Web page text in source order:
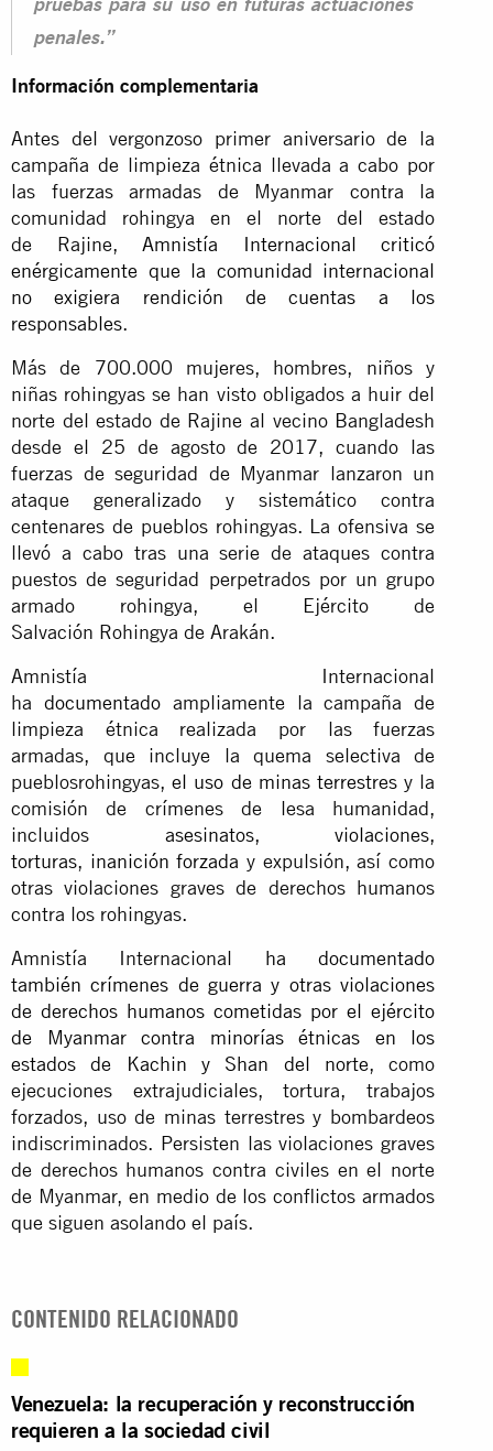
pruebas para su uso en futuras actuaciones
penales.”
Información complementaria
Antes del vergonzoso primer aniversario de la
campaña de limpieza étnica llevada a cabo por
las fuerzas armadas de Myanmar contra la
comunidad rohingya en el norte del estado
de Rajine,Amnistía Internacional criticó
enérgicamente que la comunidad internacional
no exigiera rendición de cuentas a los
responsables.
Más de 700.000 mujeres, hombres, niños y
niñas rohingyas se han visto obligados a huir del
norte del estado de Rajine al vecino Bangladesh
desde el 25 de agosto de 2017, cuando las
fuerzas de seguridad de Myanmar lanzaron un
ataque generalizado y sistemático contra
centenares de pueblos rohingyas. La ofensiva se
llevó a cabo tras una serie de ataques contra
puestos de seguridad perpetrados por un grupo
armado rohingya, el Ejército de
Salvación Rohingya de Arakán.
Amnistía Internacional
ha documentadoampliamente la campaña de
limpieza étnica realizada por las fuerzas
armadas, que incluye la quema selectiva de
pueblosrohingyas,el uso de minas terrestresy la
comisión de crímenes de lesa humanidad,
incluidos asesinatos, violaciones,
torturas, inanición forzada y expulsión, así como
otras violaciones graves de derechos humanos
contra los rohingyas.
Amnistía Internacional ha documentado
también crímenes de guerra y otras violaciones
de derechos humanos cometidas por el ejército
de Myanmar contra minorías étnicas en los
estados de Kachin y Shan del norte, como
ejecuciones extrajudiciales, tortura, trabajos
forzados, uso de minas terrestres y bombardeos
indiscriminados. Persisten las violaciones graves
de derechos humanos contra civiles en el norte
de Myanmar, en medio de los conflictos armados
que siguen asolando el país.
CONTENIDO RELACIONADO
Venezuela: la recuperación y reconstrucción
requieren a la sociedad civil